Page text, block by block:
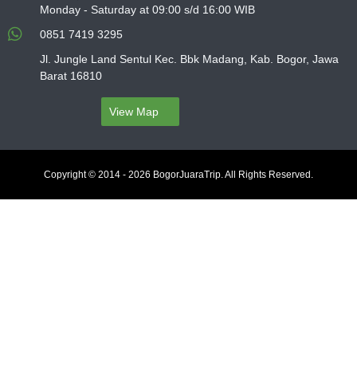
Monday - Saturday at 09:00 s/d 16:00 WIB
0851 7419 3295
Jl. Jungle Land Sentul Kec. Bbk Madang, Kab. Bogor, Jawa
Barat 16810
View Map
Copyright © 2014 - 2026 BogorJuaraTrip. All Rights Reserved.